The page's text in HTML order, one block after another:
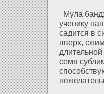
Мула
ученику
садится в
вверх,
семя